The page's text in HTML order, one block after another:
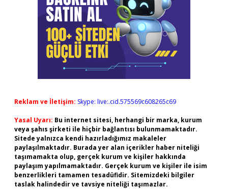
Reklam ve İletişim: Skype: live:.cid.575569c608265c69
Yasal Uyarı: Bu internet sitesi, herhangi bir marka, kurum
veya şahıs şirketi ile hiçbir bağlantısı bulunmamaktadır.
Sitede yalnızca kendi hazırladığımız makaleler
paylaşılmaktadır. Burada yer alan içerikler haber niteliği
taşımamakta olup, gerçek kurum ve kişiler hakkında
paylaşım yapılmamaktadır. Gerçek kurum ve kişiler ile isim
benzerlikleri tamamen tesadüfidir. Sitemizdeki bilgiler
taslak halindedir ve tavsiye niteliği taşımazlar.